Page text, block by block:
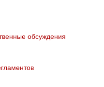
обсуждения